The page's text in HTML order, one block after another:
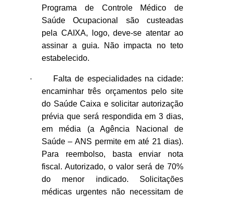
Programa de Controle Médico de
Saúde Ocupacional são custeadas
pela CAIXA, logo, deve-se atentar ao
assinar a guia. Não impacta no teto
estabelecido.
·
Falta de especialidades na cidade:
encaminhar três orçamentos pelo site
do Saúde Caixa e solicitar autorização
prévia que será respondida em 3 dias,
em média (a Agência Nacional de
Saúde – ANS permite em até 21 dias).
Para reembolso, basta enviar nota
fiscal. Autorizado, o valor será de 70%
do menor indicado. Solicitações
médicas urgentes não necessitam de